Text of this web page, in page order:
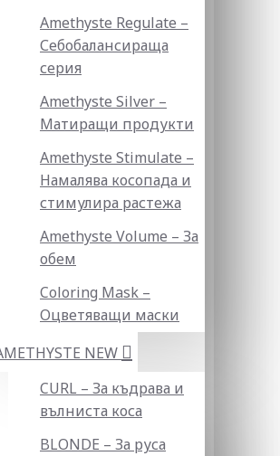
Amethyste Regulate –
Себобалансираща
серия
Amethyste Silver –
Матиращи продукти
Amethyste Stimulate –
Намалява косопада и
стимулира растежа
Amethyste Volume – За
обем
Coloring Mask –
Оцветяващи маски
NEW
CURL – За къдрава и
вълниста коса
BLONDE – За руса